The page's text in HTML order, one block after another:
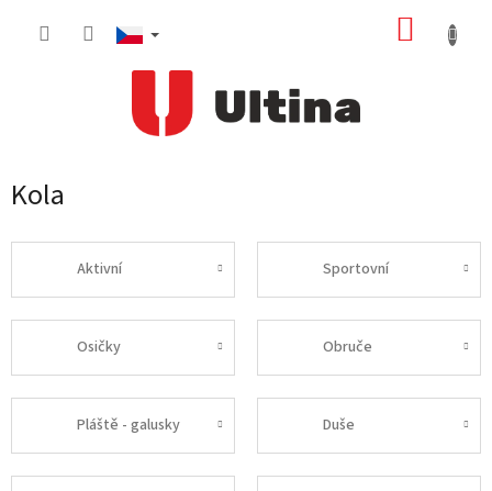
Kola
Aktivní Sportovní
Osičky Obruče
Pláště - galusky Duše